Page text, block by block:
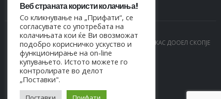
© Copyright 2021. Сите права се задржани од МАРКАС ДООЕЛ СКОПЈЕ
- 4044021518150
Веб страната користи колачиња!
Со кликнување на „Прифати“, се
согласувате со употребата на
колачињата кои ќе Ви овозможат
подобро корисничко ускуство и
функционирање на on-line
купувањето. Истото можете го
контролирате во делот
„Поставки".